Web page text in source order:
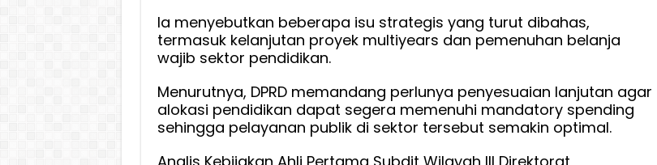
Ia menyebutkan beberapa isu strategis yang turut dibahas,
termasuk kelanjutan proyek multiyears dan pemenuhan belanja
wajib sektor pendidikan.
Menurutnya, DPRD memandang perlunya penyesuaian lanjutan agar
alokasi pendidikan dapat segera memenuhi mandatory spending
sehingga pelayanan publik di sektor tersebut semakin optimal.